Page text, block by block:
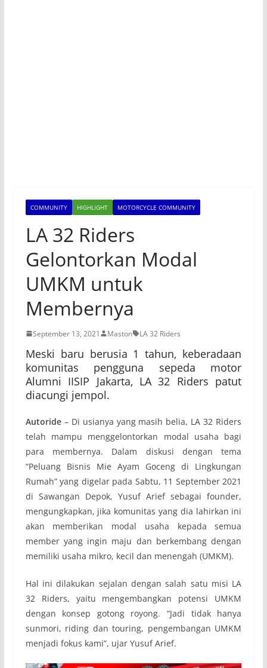
COMMUNITY HIGHLIGHT MOTORCYCLE COMMUNITY
LA 32 Riders
Gelontorkan Modal
UMKM untuk
Membernya
September 13, 2021 Maston LA 32 Riders
Meski baru berusia 1 tahun, keberadaan
komunitas pengguna sepeda motor
Alumni IISIP Jakarta, LA 32 Riders patut
diacungi jempol.
Autoride– Di usianya yang masih belia, LA 32 Riders
telah mampu menggelontorkan modal usaha bagi
para membernya. Dalam diskusi dengan tema
“Peluang Bisnis Mie Ayam Goceng di Lingkungan
Rumah” yang digelar pada Sabtu, 11 September 2021
di Sawangan Depok, Yusuf Arief sebagai founder,
mengungkapkan, jika komunitas yang dia lahirkan ini
akan memberikan modal usaha kepada semua
member yang ingin maju dan berkembang dengan
memiliki usaha mikro, kecil dan menengah (UMKM).
Hal ini dilakukan sejalan dengan salah satu misi LA
32 Riders, yaitu mengembangkan potensi UMKM
dengan konsep gotong royong. “Jadi tidak hanya
sunmori, riding dan touring, pengembangan UMKM
menjadi fokus kami”, ujar Yusuf Arief.